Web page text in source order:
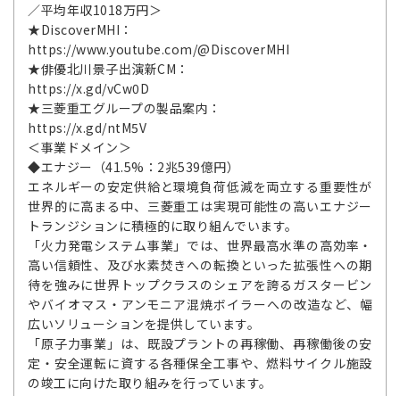
／平均年収1018万円＞
★DiscoverMHI：
https://www.youtube.com/@DiscoverMHI
★俳優北川景子出演新CM：
https://x.gd/vCw0D
★三菱重工グループの製品案内：
https://x.gd/ntM5V
＜事業ドメイン＞
◆エナジー（41.5%：2兆539億円）
エネルギーの安定供給と環境負荷低減を両立する重要性が
世界的に高まる中、三菱重工は実現可能性の高いエナジー
トランジションに積極的に取り組んでいます。
「火力発電システム事業」では、世界最高水準の高効率・
高い信頼性、及び水素焚きへの転換といった拡張性への期
待を強みに世界トップクラスのシェアを誇るガスタービン
やバイオマス・アンモニア混焼ボイラーへの改造など、幅
広いソリューションを提供しています。
「原子力事業」は、既設プラントの再稼働、再稼働後の安
定・安全運転に資する各種保全工事や、燃料サイクル施設
の竣工に向けた取り組みを行っています。